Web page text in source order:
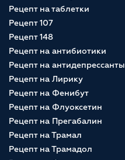
Рецепт на таблетки
Рецепт 107
Рецепт 148
Рецепт на антибиотики
Рецепт на антидепрессанты
Рецепт на Лирику
Рецепт на Фенибут
Рецепт на Флуоксетин
Рецепт на Прегабалин
Рецепт на Трамал
Рецепт на Трамадол